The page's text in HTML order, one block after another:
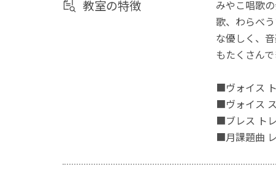
教室の特徴
みやこ唱歌
歌、わらべ
な優しく、
もたくさん
■ヴォイス
■ヴォイス
■ブレス ト
■月課題曲